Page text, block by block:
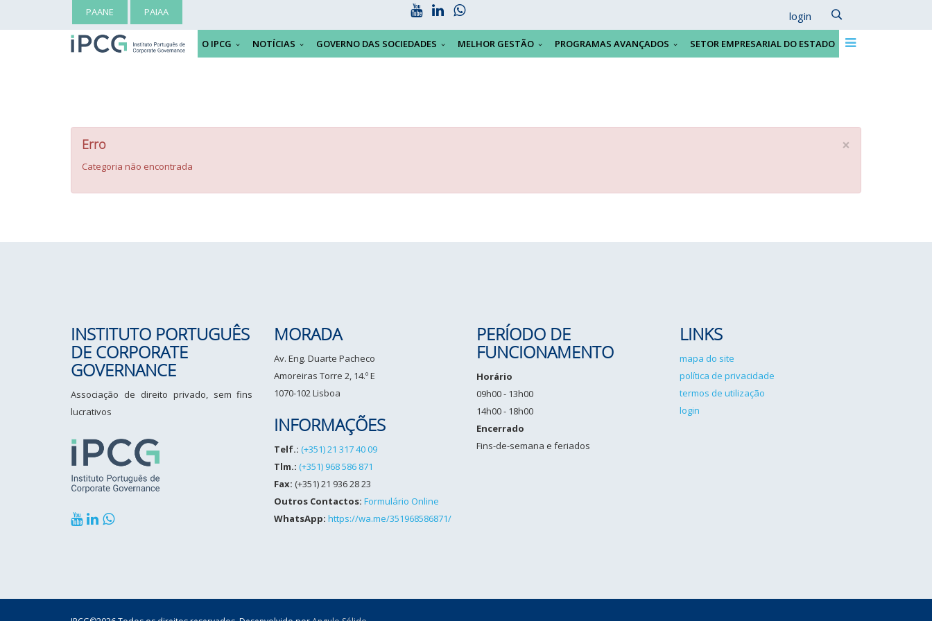
PAANE PAIAA login
O IPCG NOTÍCIAS GOVERNO DAS SOCIEDADES MELHOR GESTÃO PROGRAMAS AVANÇADOS SETOR EMPRESARIAL DO ESTADO
×
Erro
Categoria não encontrada
INSTITUTO PORTUGUÊS
DE CORPORATE
GOVERNANCE
Associação de direito privado, sem fins
lucrativos
MORADA
Av. Eng. Duarte Pacheco
Amoreiras Torre 2, 14.º E
1070-102 Lisboa
INFORMAÇÕES
Telf.: (+351) 21 317 40 09
Tlm.: (+351) 968 586 871
Fax: (+351) 21 936 28 23
Outros Contactos: Formulário Online
WhatsApp: https://wa.me/351968586871/
PERÍODO DE
FUNCIONAMENTO
Horário
09h00 - 13h00
14h00 - 18h00
Encerrado
Fins-de-semana e feriados
LINKS
mapa do site
política de privacidade
termos de utilização
login